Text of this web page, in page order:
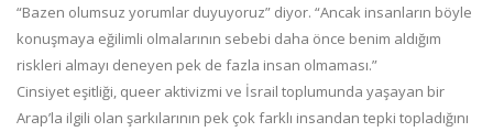
“Bazen olumsuz yorumlar duyuyoruz” diyor. “Ancak insanların böyle
konuşmaya eğilimli olmalarının sebebi daha önce benim aldığım
riskleri almayı deneyen pek de fazla insan olmaması.”
Cinsiyet eşitliği, queer aktivizmi ve İsrail toplumunda yaşayan bir
Arap’la ilgili olan şarkılarının pek çok farklı insandan tepki topladığını